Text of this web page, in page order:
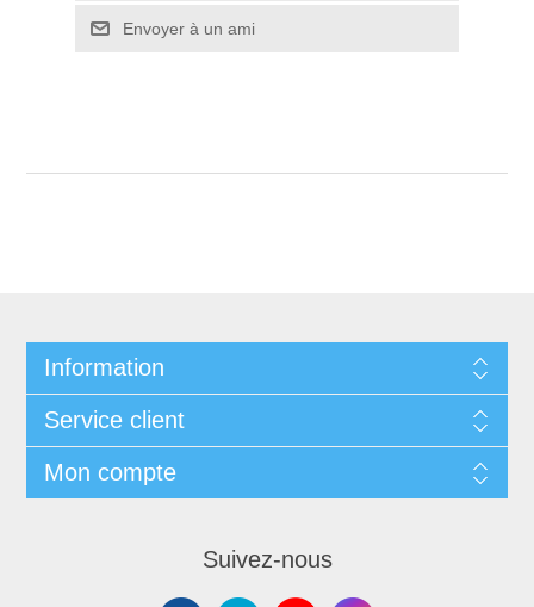
Envoyer à un ami
Information
Service client
Mon compte
Suivez-nous